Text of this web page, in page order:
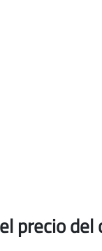
precio del